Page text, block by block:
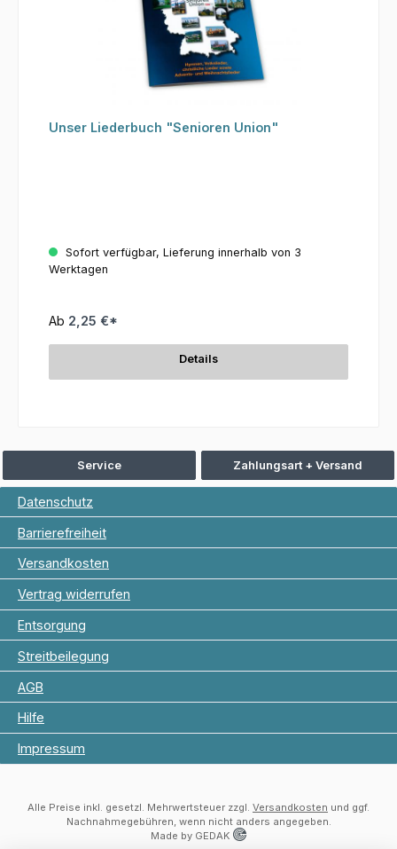
Unser Liederbuch "Senioren Union"
Sofort verfügbar, Lieferung innerhalb von 3
Werktagen
Ab 2,25 €*
Details
Service Zahlungsart + Versand
Datenschutz
Barrierefreiheit
Versandkosten
Vertrag widerrufen
Entsorgung
Streitbeilegung
AGB
Hilfe
Impressum
Alle Preise inkl. gesetzl. Mehrwertsteuer zzgl. Versandkosten und ggf.
Nachnahmegebühren, wenn nicht anders angegeben.
Made by GEDAK